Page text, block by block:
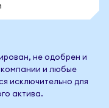
не одобрен и
и любые
исключительно для
актива.